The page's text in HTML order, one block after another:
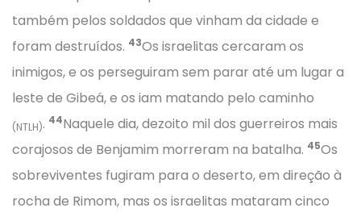
também pelos soldados que vinham da cidade e
foram destruídos. 43Os israelitas cercaram os
inimigos, e os perseguiram sem parar até um lugar a
leste de Gibeá, e os iam matando pelo caminho
(NTLH). 44Naquele dia, dezoito mil dos guerreiros mais
corajosos de Benjamim morreram na batalha. 45Os
sobreviventes fugiram para o deserto, em direção à
rocha de Rimom, mas os israelitas mataram cinco